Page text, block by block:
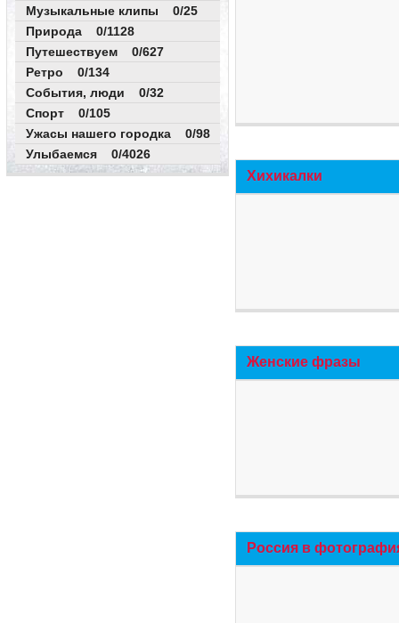
Музыкальные клипы 0/25
Природа 0/1128
Путешествуем 0/627
Ретро 0/134
События, люди 0/32
Спорт 0/105
Ужасы нашего городка 0/98
Улыбаемся 0/4026
Хихикалки
Женские фразы
Россия в